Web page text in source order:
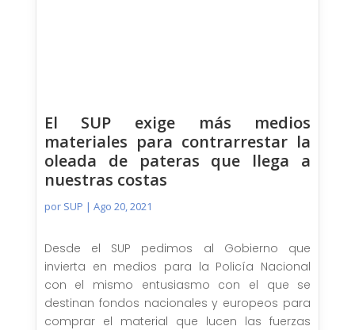
El SUP exige más medios
materiales para contrarrestar la
oleada de pateras que llega a
nuestras costas
por SUP | Ago 20, 2021
Desde el SUP pedimos al Gobierno que
invierta en medios para la Policía Nacional
con el mismo entusiasmo con el que se
destinan fondos nacionales y europeos para
comprar el material que lucen las fuerzas